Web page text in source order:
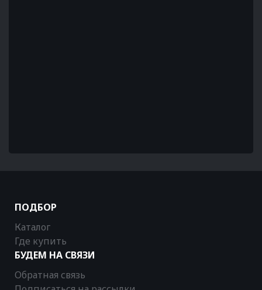
ПОДБОР
Каталог
Где купить
БУДЕМ НА СВЯЗИ
Обратная связь